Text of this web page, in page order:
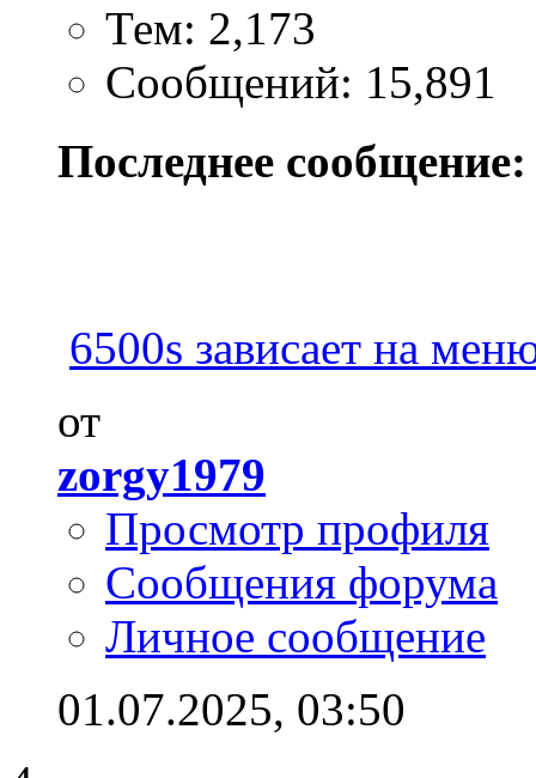
Тем: 2,173
Сообщений: 15,891
Последнее сообщение:
6500s зависает на
от
zorgy1979
Просмотр профиля
Сообщения форума
Личное сообщение
01.07.2025, 03:50